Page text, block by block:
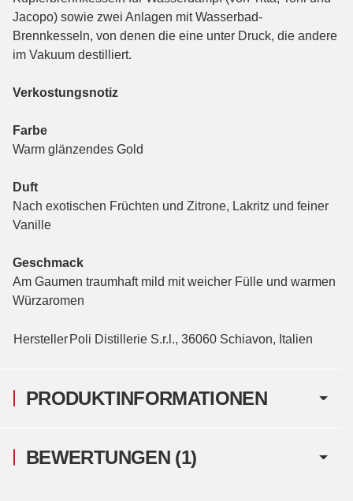
PRODUKTINFORMATIONEN
Jacopo) sowie zwei Anlagen mit Wasserbad-
Brennkesseln, von denen die eine unter Druck, die andere
im Vakuum destilliert.
Verkostungsnotiz
Farbe
Warm glänzendes Gold
Duft
Nach exotischen Früchten und Zitrone, Lakritz und feiner
Vanille
Geschmack
Am Gaumen traumhaft mild mit weicher Fülle und warmen
Würzaromen
Hersteller Poli Distillerie S.r.l., 36060 Schiavon, Italien
BEWERTUNGEN (1)